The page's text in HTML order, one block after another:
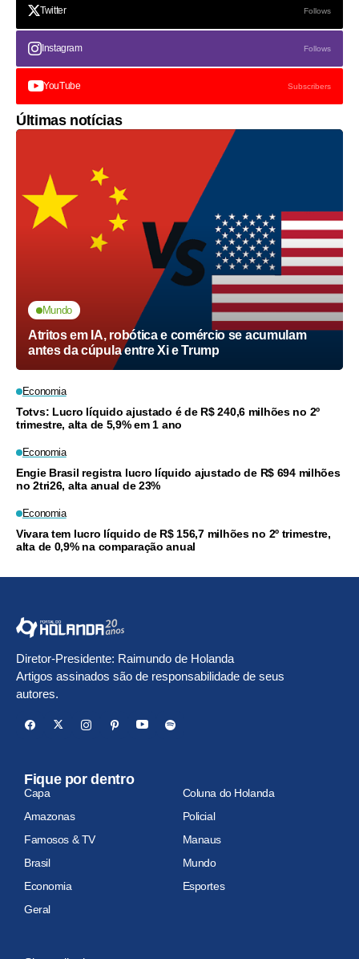
Twitter Follows
Instagram Follows
YouTube Subscribers
Últimas notícias
Mundo
Atritos em IA, robótica e comércio se acumulam
antes da cúpula entre Xi e Trump
Economia
Totvs: Lucro líquido ajustado é de R$ 240,6 milhões no 2º
trimestre, alta de 5,9% em 1 ano
Economia
Engie Brasil registra lucro líquido ajustado de R$ 694 milhões
no 2tri26, alta anual de 23%
Economia
Vivara tem lucro líquido de R$ 156,7 milhões no 2º trimestre,
alta de 0,9% na comparação anual
Diretor-Presidente: Raimundo de Holanda
Artigos assinados são de responsabilidade de seus
autores.
Fique por dentro
Capa
Coluna do Holanda
Amazonas
Policial
Famosos & TV
Manaus
Brasil
Mundo
Economia
Esportes
Geral